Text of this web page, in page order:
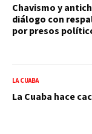
Chavismo y
diálogo con
por presos
LA CUABA
La Cuaba hace